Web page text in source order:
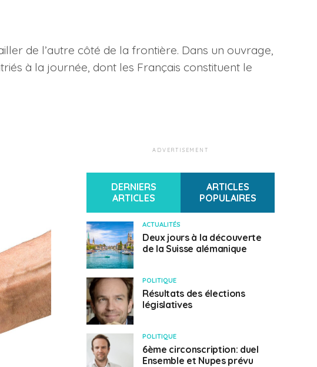
de l’autre côté de la frontière. Dans un ouvrage,
à la journée, dont les Français constituent le
ADVERTISEMENT
DERNIERS
ARTICLES
ARTICLES
POPULAIRES
ACTUALITÉS
Deux jours à la découverte
de la Suisse alémanique
POLITIQUE
Résultats des élections
législatives
POLITIQUE
6ème circonscription: duel
Ensemble et Nupes prévu